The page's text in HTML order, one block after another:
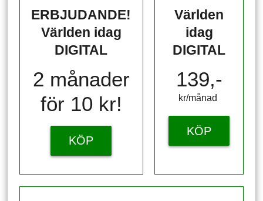
ERBJUDANDE!
Världen idag
DIGITAL
2 månader
för 10 kr!
KÖP
Världen
idag
DIGITAL
139,-
kr/månad ​​​​​​
KÖP